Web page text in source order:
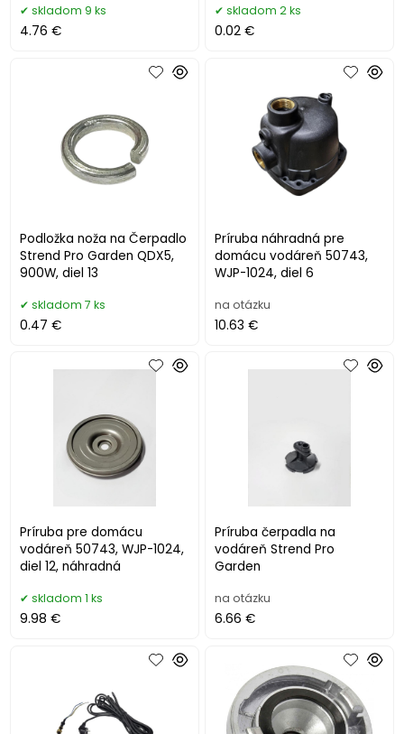
skladom 9 ks
4.76 €
skladom 2 ks
0.02 €
Podložka noža na Čerpadlo
Strend Pro Garden QDX5,
900W, diel 13
skladom 7 ks
0.47 €
Príruba náhradná pre
domácu vodáreň 50743,
WJP-1024, diel 6
na otázku
10.63 €
Príruba pre domácu
vodáreň 50743, WJP-1024,
diel 12, náhradná
skladom 1 ks
9.98 €
Príruba čerpadla na
vodáreň Strend Pro
Garden
na otázku
6.66 €